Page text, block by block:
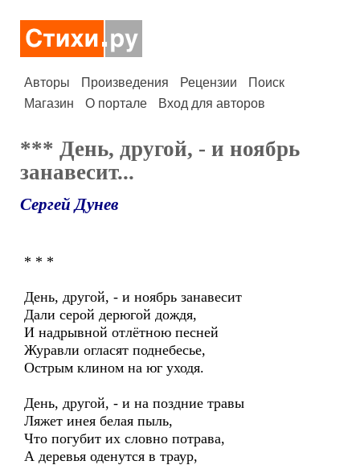
Авторы Произведения Рецензии
Поиск
Магазин
О портале Вход для авторов
*** День, другой, - и ноябрь
занавесит...
Сергей Дунев
* * *
День, другой, - и ноябрь занавесит
Дали серой дерюгой дождя,
И надрывной отлётною песней
Журавли огласят поднебесье,
Острым клином на юг уходя.
День, другой, - и на поздние травы
Ляжет инея белая пыль,
Что погубит их словно потрава,
А деревья оденутся в траур,